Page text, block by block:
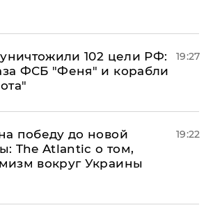
102 цели РФ:
ФСБ "Феня" и корабли
19:27
победу до новой
The Atlantic о том,
вокруг Украины
19:22